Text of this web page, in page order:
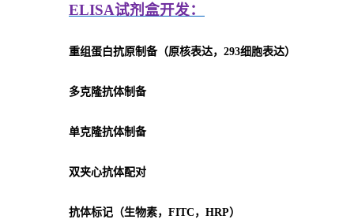
ELISA试剂盒开发：
重组蛋白抗原制备（原核表达，293细胞表达）
多克隆抗体制备
单克隆抗体制备
双夹心抗体配对
抗体标记（生物素，FITC，HRP）